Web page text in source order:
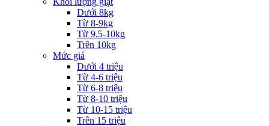
Dưới 8kg
Từ 8-9kg
Từ 9.5-10kg
Trên 10kg
Mức giá
Dưới 4 triệu
Từ 4-6 triệu
Từ 6-8 triệu
Từ 8-10 triệu
Từ 10-15 triệu
Trên 15 triệu